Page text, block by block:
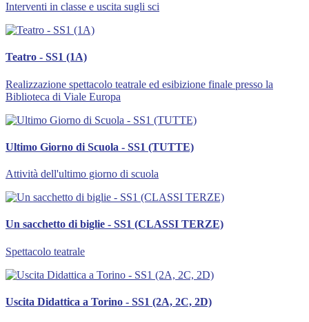
Interventi in classe e uscita sugli sci
Teatro - SS1 (1A)
Realizzazione spettacolo teatrale ed esibizione finale presso la
Biblioteca di Viale Europa
Ultimo Giorno di Scuola - SS1 (TUTTE)
Attività dell'ultimo giorno di scuola
Un sacchetto di biglie - SS1 (CLASSI TERZE)
Spettacolo teatrale
Uscita Didattica a Torino - SS1 (2A, 2C, 2D)